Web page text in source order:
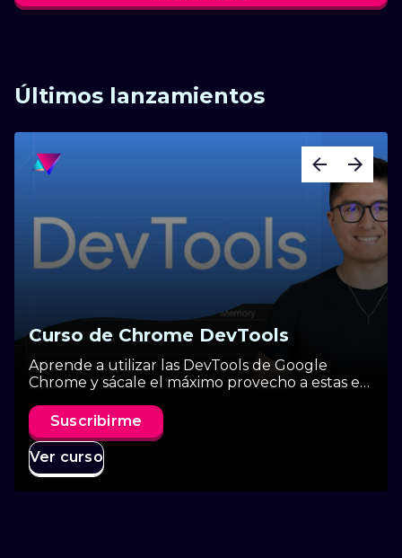
Últimos lanzamientos
Curso de Chrome DevTools
Aprende a utilizar las DevTools de Google
Chrome y sácale el máximo provecho a estas en
Suscribirme
Ver curso